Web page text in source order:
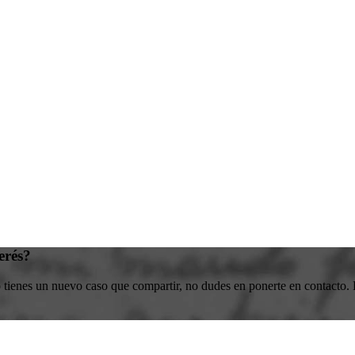
un nuevo caso que compartir, no dudes en ponerte en